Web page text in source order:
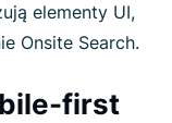
elementy UI,
Onsite Search.
first